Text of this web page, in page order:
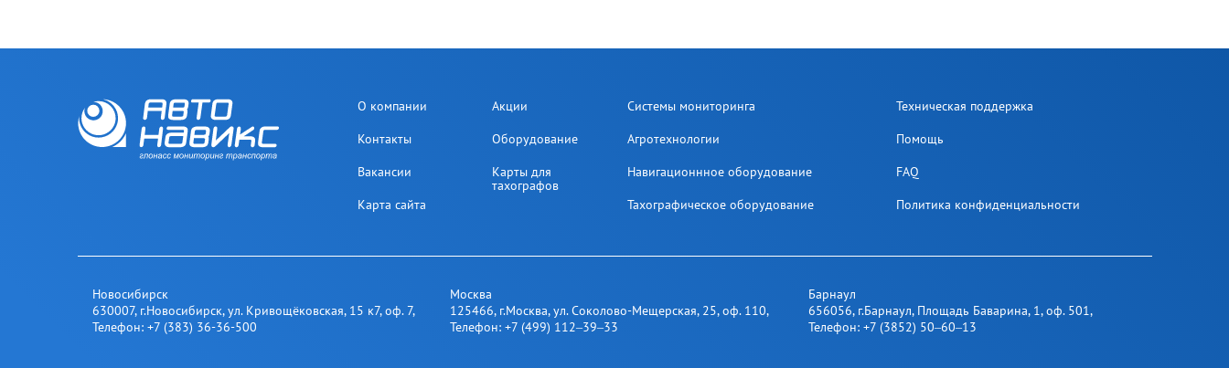
О компании
Контакты
Вакансии
Карта сайта
Акции
Оборудование
Карты для
тахографов
Системы мониторинга
Агротехнологии
Навигационнное оборудование
Тахографическое оборудование
Техническая поддержка
Помощь
FAQ
Политика конфиденциальности
Новосибирск
630007, г.Новосибирск,ул. Кривощёковская, 15 к7, оф. 7,
Телефон: +7 (383) 36-36-500
Москва
125466, г.Москва,ул. Соколово-Мещерская, 25​, оф. 110,
Телефон:+7 (499) 112‒39‒33
Барнаул
656056, г.Барнаул,​ Площадь Баварина, 1​, оф. 501,
Телефон: +7 (3852) 50‒60‒13